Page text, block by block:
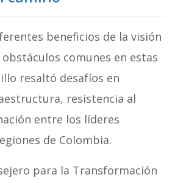
beneficios de la visión
comunes en estas
resaltó desafíos en
resistencia al
entre los líderes
de Colombia.
para la Transformación